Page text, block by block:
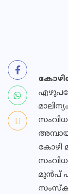
കോഴി
മുന്‍പ്